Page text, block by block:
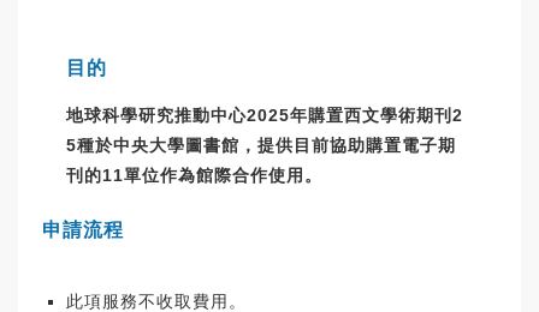
目的
地球科學研究推動中心2025年購置西文學術期刊2
5種於中央大學圖書館，提供目前協助購置電子期
刊的11單位作為館際合作使用。
申請流程
此項服務不收取費用。